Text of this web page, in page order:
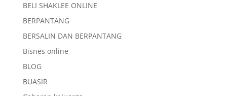
BELI SHAKLEE ONLINE
BERPANTANG
BERSALIN DAN BERPANTANG
Bisnes online
BLOG
BUASIR